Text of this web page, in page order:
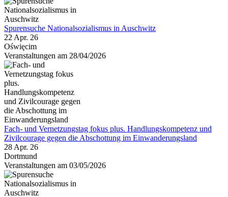
Spurensuche Nationalsozialismus in Auschwitz
22 Apr. 26
Oświęcim
Veranstaltungen am 28/04/2026
Fach- und Vernetzungstag fokus plus. Handlungskompetenz und
Zivilcourage gegen die Abschottung im Einwanderungsland
28 Apr. 26
Dortmund
Veranstaltungen am 03/05/2026